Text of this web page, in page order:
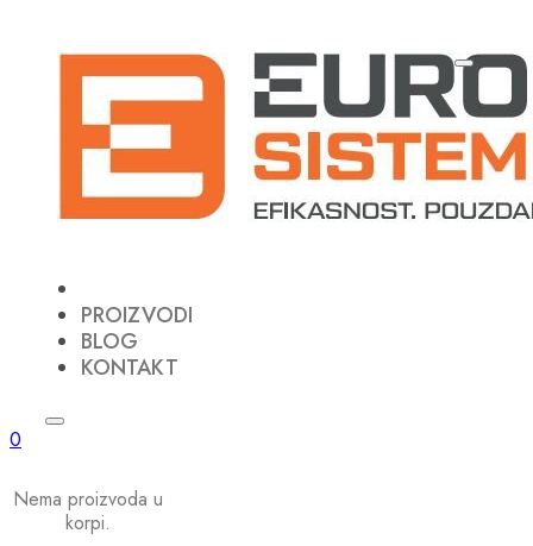
PROIZVODI
BLOG
KONTAKT
0
Nema proizvoda u
korpi.